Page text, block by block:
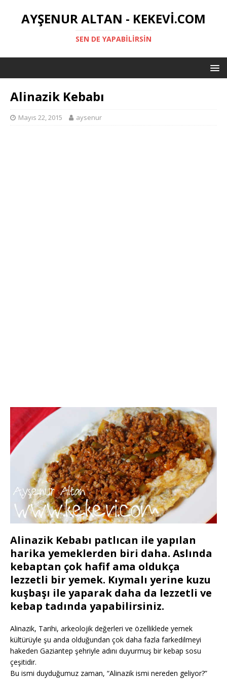
AYŞENUR ALTAN - KEKEVI.COM
SEN DE YAPABILIRSIN
Alinazik Kebabı
Mayıs 22, 2015 aysenur
Alinazik Kebabı patlıcan ile yapılan
harika yemeklerden biri daha. Aslında
kebaptan çok hafif ama oldukça
lezzetli bir yemek. Kıymalı yerine kuzu
kuşbaşı ile yaparak daha da lezzetli ve
kebap tadında yapabilirsiniz.
Alinazik, Tarihi, arkeolojik değerleri ve özelliklede yemek
kültürüyle şu anda olduğundan çok daha fazla farkedilmeyi
hakeden Gaziantep şehriyle adını duyurmuş bir kebap sosu
çeşitidir.
Bu ismi duyduğumuz zaman, “Alinazik ismi nereden geliyor?”